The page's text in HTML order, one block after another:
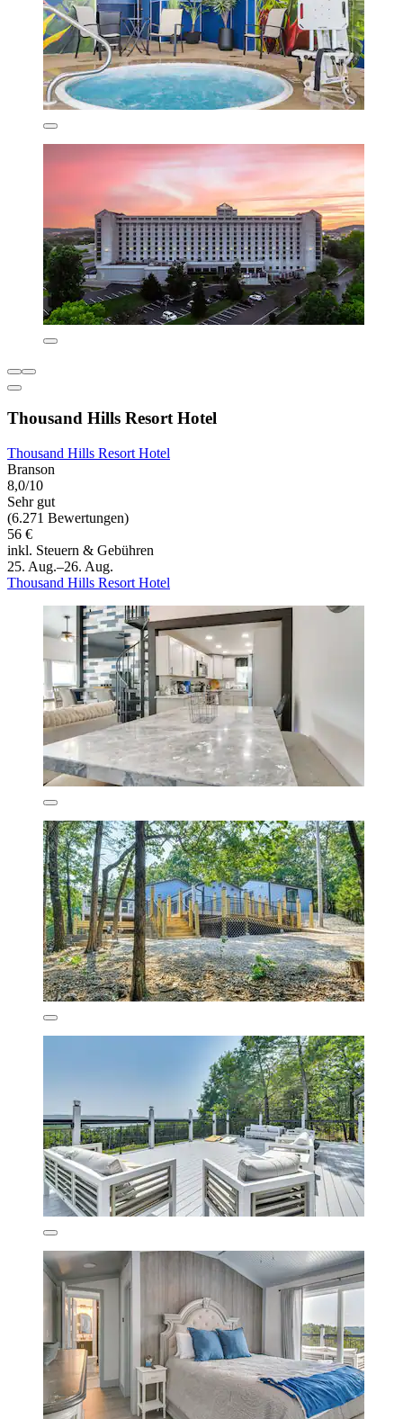
Thousand Hills Resort Hotel
Thousand Hills Resort Hotel
Branson
8,0/10
Sehr gut
(6.271 Bewertungen)
56 €
inkl. Steuern & Gebühren
25. Aug.–26. Aug.
Thousand Hills Resort Hotel